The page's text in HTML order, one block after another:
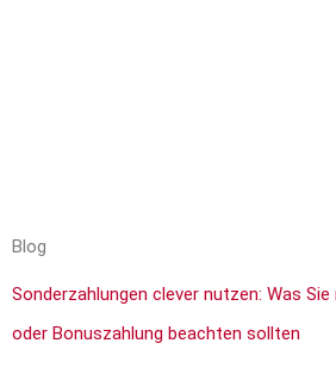
Blog
Sonderzahlungen clever nutzen: Was
oder Bonuszahlung beachten sollten